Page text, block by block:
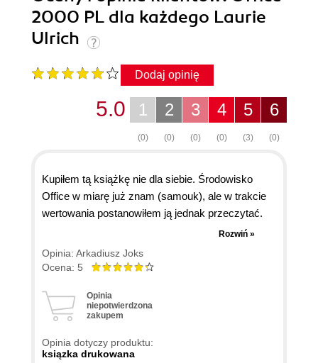
2000 PL dla każdego Laurie
Ulrich
Dodaj opinię
6
(0)
5
(3)
4
(0)
3
(0)
2
(0)
1
(0)
5.0
Kupiłem tą książkę nie dla siebie. Środowisko
Office w miarę już znam (samouk), ale w trakcie
wertowania postanowiłem ją jednak przeczytać.
Nie zawiodłem się, od czasu do czasu odkrywam
drobnostki, które potrafią uprzyjemnić pracę, a na
które nie zwracałem wcześniej uwagi. Uważam, iż
czytelników początkujących.
Rozwiń »
Opinia: Arkadiusz Joks
Ocena: 5
Opinia
niepotwierdzona
zakupem
Opinia dotyczy produktu:
ksiązka drukowana